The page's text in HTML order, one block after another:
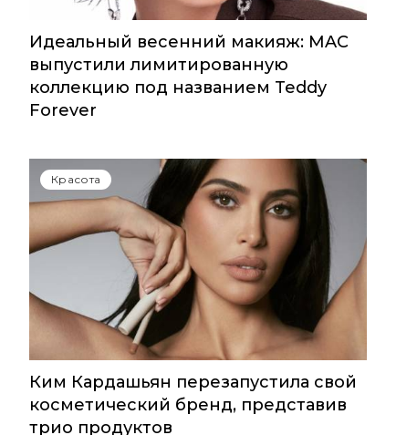
Идеальный весенний макияж: MAC
выпустили лимитированную
коллекцию под названием Teddy
Forever
Красота
Ким Кардашьян перезапустила свой
косметический бренд, представив
трио продуктов